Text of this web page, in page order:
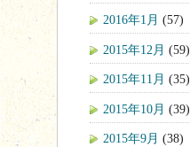
2016年1月 (57)
2015年12月 (59)
2015年11月 (35)
2015年10月 (39)
2015年9月 (38)